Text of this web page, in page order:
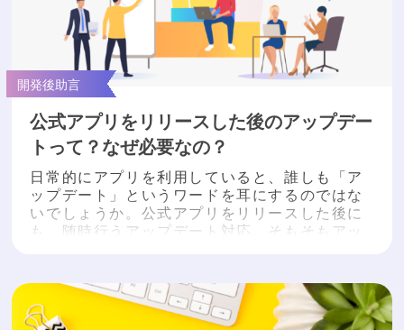
開発後助言
公式アプリをリリースした後のアップデー
トって？なぜ必要なの？
日常的にアプリを利用していると、誰しも「ア
ップデート」というワードを耳にするのではな
いでしょうか。公式アプリをリリースした後に
も、随時行うアップデート対応。そもそもアッ
ます。 実は、アップデートはスマホやアプリを
安全かつこれまで以上に便利に利用するにあた
って非常に重要なことなのです。 今回はそんな